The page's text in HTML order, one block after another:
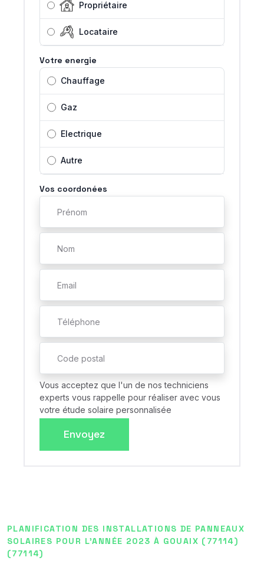
Propriétaire
Locataire
Votre energie
Chauffage
Gaz
Electrique
Autre
Vos coordonées
Vous acceptez que l'un de nos techniciens
experts vous rappelle pour réaliser avec vous
votre étude solaire personnalisée
Envoyez
PLANIFICATION DES INSTALLATIONS DE PANNEAUX
SOLAIRES POUR L'ANNÉE 2023 À GOUAIX (77114)
(77114)